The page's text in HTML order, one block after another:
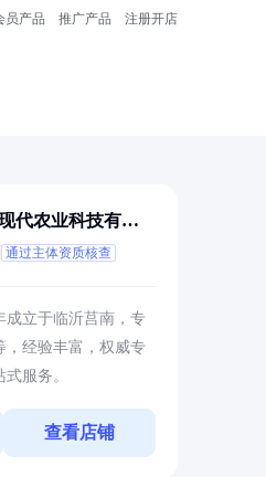
员产品 推广产品 注册开店
代农业科技有限
通过主体资质核查
成立于临沂莒南，专
，经验丰富，权威专
服务。
查看店铺